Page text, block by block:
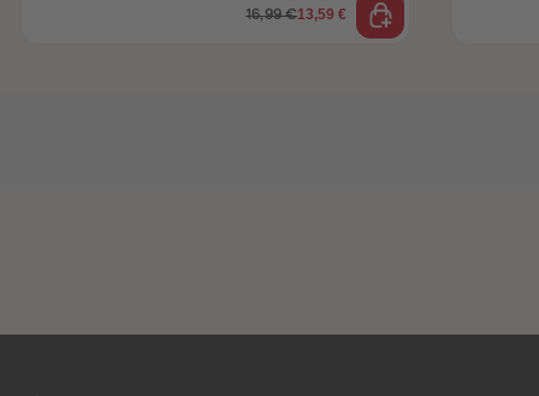
16,99 €13,59 €